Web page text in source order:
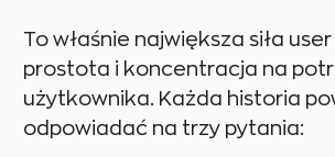
To właśnie największa siła
prostota i koncentracja na
użytkownika. Każda historia
odpowiadać na trzy pytania: